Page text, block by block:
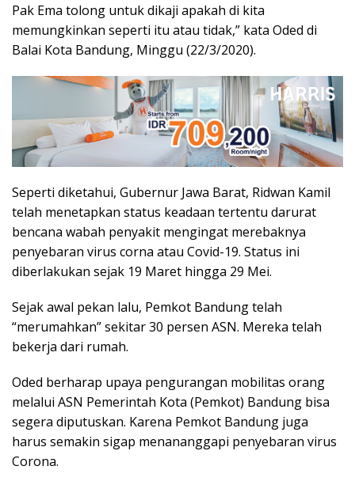
Pak Ema tolong untuk dikaji apakah di kita
memungkinkan seperti itu atau tidak,” kata Oded di
Balai Kota Bandung, Minggu (22/3/2020).
Seperti diketahui, Gubernur Jawa Barat, Ridwan Kamil
telah menetapkan status keadaan tertentu darurat
bencana wabah penyakit mengingat merebaknya
penyebaran virus corna atau Covid-19. Status ini
diberlakukan sejak 19 Maret hingga 29 Mei.
Sejak awal pekan lalu, Pemkot Bandung telah
“merumahkan” sekitar 30 persen ASN. Mereka telah
bekerja dari rumah.
Oded berharap upaya pengurangan mobilitas orang
melalui ASN Pemerintah Kota (Pemkot) Bandung bisa
segera diputuskan. Karena Pemkot Bandung juga
harus semakin sigap menananggapi penyebaran virus
Corona.